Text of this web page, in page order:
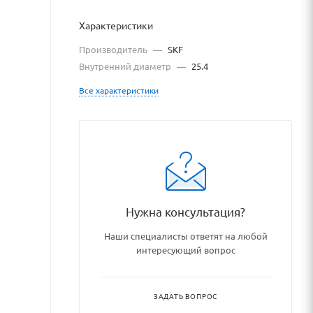
Характеристики
Производитель — SKF
Внутренний диаметр — 25.4
Все характеристики
Нужна консультация?
Наши специалисты ответят на любой
интересующий вопрос
ЗАДАТЬ ВОПРОС